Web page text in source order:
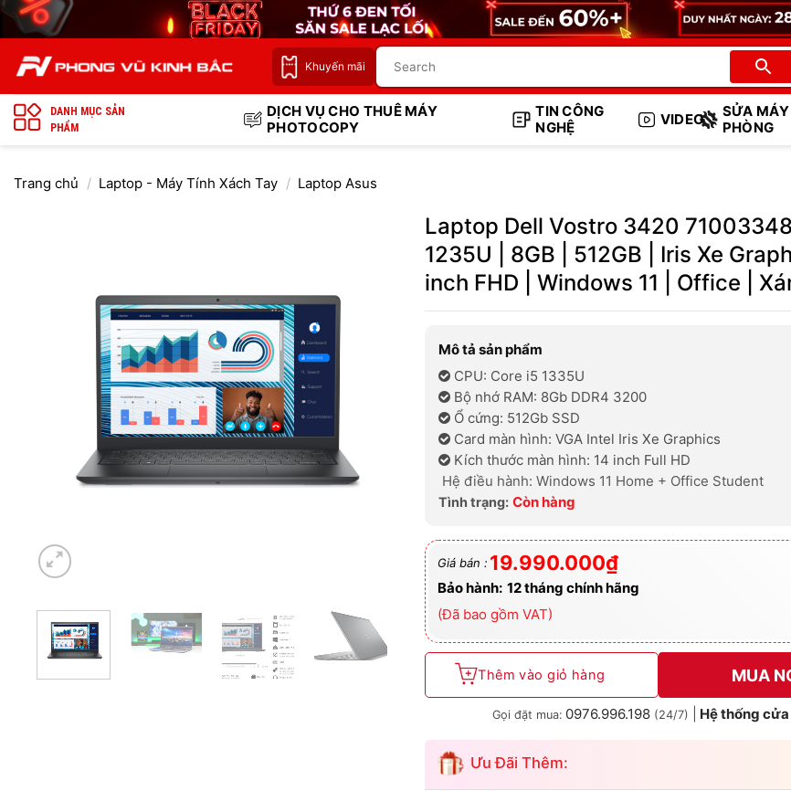
Bỏ
qua
dung
Khuyến mãi
DANH MỤC SẢN
PHẨM
DỊCH VỤ CHO THUÊ MÁY
PHOTOCOPY
TIN CÔNG
NGHỆ
VIDEO
SỬA MÁY
PHÒNG
Trang chủ / Laptop - Máy Tính Xách Tay / Laptop Asus
Laptop Dell Vostro 3420
1235U | 8GB | 512GB | Iris Xe
inch FHD | Windows 11 | Office |
Mô tả sản phẩm
CPU: Core i5 1335U
Bộ nhớ RAM: 8Gb DDR4 3200
Ổ cứng: 512Gb SSD
Card màn hình: VGA Intel Iris Xe Graphics
Kích thước màn hình: 14 inch Full HD
Hệ điều hành: Windows 11 Home + Office Student
Tình trạng: Còn hàng
Giá bán : 19.990.000₫
Bảo hành: 12 tháng chính hãng
(Đã bao gồm VAT)
Thêm vào giỏ hàng MUA
Gọi đặt mua: 0976.996.198 (24/7) Hệ thống
Ưu Đãi Thêm: